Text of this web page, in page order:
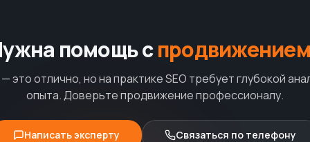
помощь с
это отлично, но на практике SEO требует глубокой
опыта. Доверьте продвижение профессионалу.
Написать эксперту Связаться по телефону